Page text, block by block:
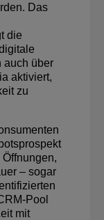
Das
die
auch über
aktiviert,
zu
– sogar
Pool
mit